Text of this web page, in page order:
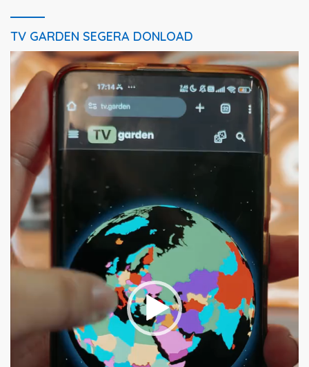
TV GARDEN SEGERA DONLOAD
Pemutar
Video